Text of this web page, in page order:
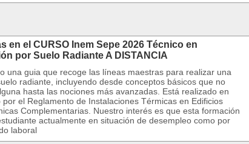
en el CURSO Inem Sepe 2026 Técnico en
por Suelo Radiante A DISTANCIA
una guia que recoge las líneas maestras para realizar una
radiante, incluyendo desde conceptos básicos que no
hasta las nociones más avanzadas. Está realizado en
el Reglamento de Instalaciones Térmicas en Edificios
Complementarias. Nuestro interés es que esta formación
actualmente en situación de desempleo como por
laboral